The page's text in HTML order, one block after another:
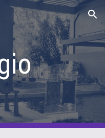
Skip to navigation